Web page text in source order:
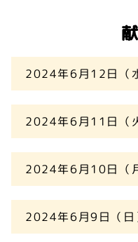
2024年6月12日（
2024年6月11日（
2024年6月10日（
2024年6月9日（日